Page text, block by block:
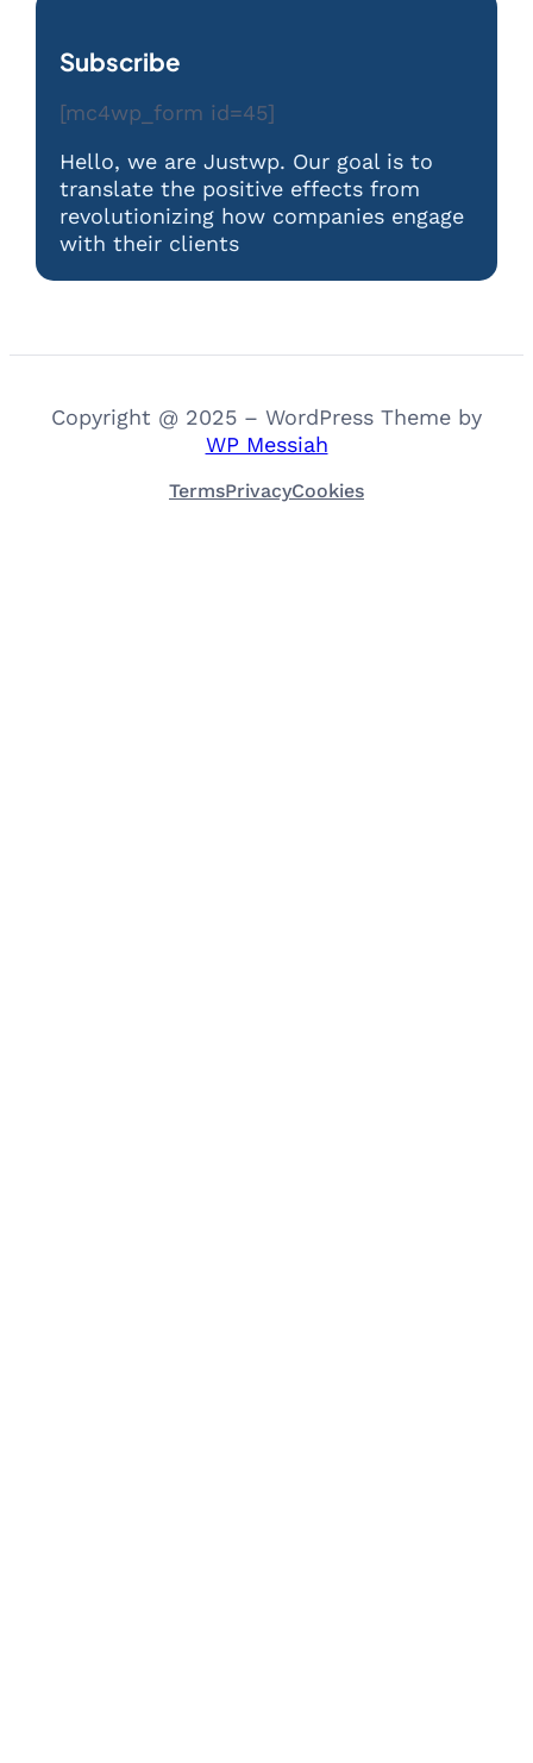
Subscribe
[mc4wp_form id=45]
Hello, we are Justwp. Our goal is to
translate the positive effects from
revolutionizing how companies engage
with their clients
Copyright @ 2025 – WordPress Theme by
WP Messiah
TermsPrivacyCookies